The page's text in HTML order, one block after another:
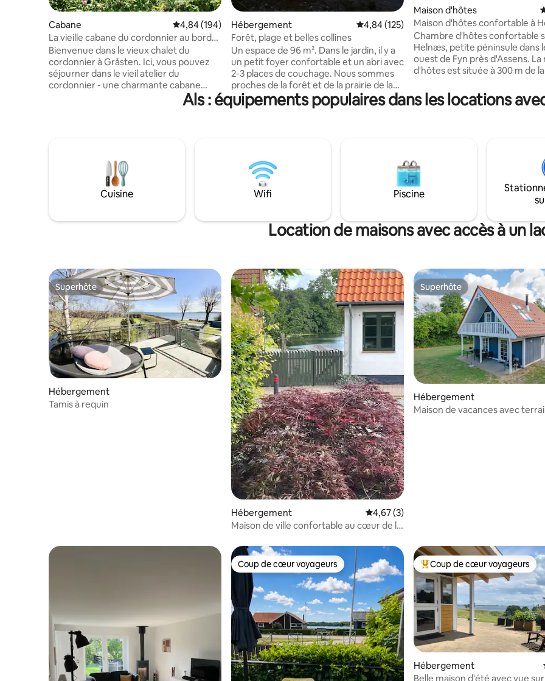
Cabane Évaluation moyenne sur la base de 194 commentaires : 4,84 sur 5
4,84 (194)
La vieille cabane du cordonnier au bord
du lac du château
Bienvenue dans le vieux chalet du
cordonnier à Gråsten. Ici, vous pouvez
séjourner dans le vieil atelier du
cordonnier - une charmante cabane
délicatement et rustiquement rénovée
dans le respect de l'histoire et de l'âme
modernisée, une salle de bain, un salon
avec un lit en fer forgé français d'origine.
En outre, une chambre séparée avec un
chambre. Veuillez apporter des
Hébergement Évaluation moyenne sur la base de 125
4,84 (125)
Forêt, plage et belles collines
Un espace de 96 m². Dans le jardin, il y a
un petit foyer confortable et un abri avec
2-3 places de couchage. Nous sommes
proches de la forêt et de la prairie de la
plage, à 300 m d'une belle plage de
baignade, à 1 km de Falsled Harbor, de
activités de plein air comme la marche, la
course à pied, la pêche et le cyclisme.
L'Øhavsstien, un sentier de randonnée
de 220 km de long qui fait le tour de
commence au port de Falsled.
Maison d'hôtes
Maison d'hôtes confortable à
péninsule près d'Assens.
Chambre d'hôtes confortable
Helnæs, petite péninsule dans
ouest de Fyn près d'Assens. La maison
d'hôtes est située à 300 m de
pour la randonnée sur Helnæs
Pêche et observation des
également une option. Vous
également emporter le kayak
Profitez de la nature avec un
soleil fantastique ou un
la paix, le silence et le « Dark
km des commerces, Spar,
Als : équipements populaires dans les locations
Cuisine Wifi Piscine
Location de maisons avec accès à un
Superhôte
Superhôte
Hébergement
Tamis à requin
Hébergement Évaluation moyenne sur la base de 3
4,67 (3)
Maison de ville confortable au cœur de la
Superhôte
Superhôte
Hébergement
Maison de vacances avec
Coup de cœur voyageurs
Coup de cœur voyageurs Coups de cœur voyageurs les
Coup de cœur voyageurs
Hébergement
Belle maison d'été avec vue